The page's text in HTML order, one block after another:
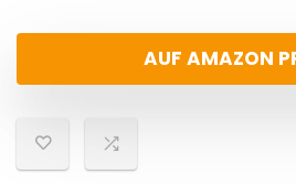
AUF AMAZON